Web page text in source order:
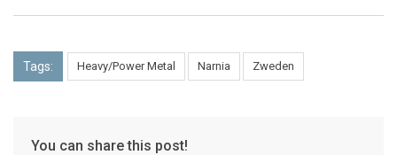
Tags: Heavy/Power Metal Narnia Zweden
You can share this post!